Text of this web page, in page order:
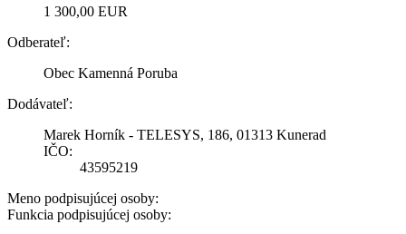
1 300,00 EUR
Odberateľ:
Obec Kamenná Poruba
Dodávateľ:
Marek Horník - TELESYS, 186, 01313 Kunerad
IČO:
43595219
Meno podpisujúcej osoby:
Funkcia podpisujúcej osoby: